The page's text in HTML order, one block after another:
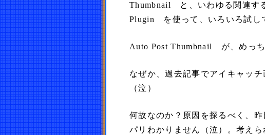
Thumbnail と、いわゆる関連す
Plugin を使って、いろいろ試し
Auto Post Thumbnail が、めっ
なぜか、過去記事でアイキャッ
（泣）
何故なのか？原因を探るべく、
パリわかりません（泣）。考え